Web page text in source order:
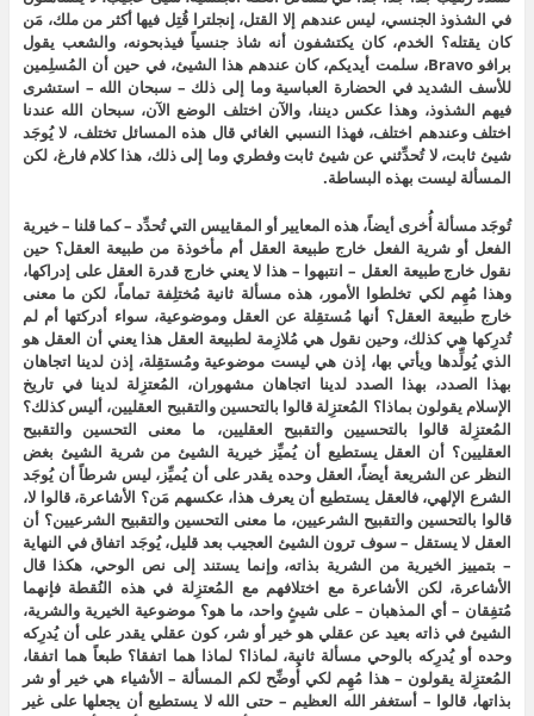
في الشذوذ الجنسي، ليس عندهم إلا القتل، إنجلترا قُتِل فيها أكثر من ملك، مَن
كان يقتله؟ الخدم، كان يكتشفون أنه شاذ جنسياً فيذبحونه، والشعب يقول
برافو Bravo، سلمت أيديكم، كان عندهم هذا الشيئ، في حين أن المُسلِمين
للأسف الشديد في الحضارة العباسية وما إلى ذلك – سبحان الله – استشرى
فيهم الشذوذ، وهذا عكس ديننا، والآن اختلف الوضع الآن، سبحان الله عندنا
اختلف وعندهم اختلف، فهذا النسبي الغائي قال هذه المسائل تختلف، لا يُوجَد
شيئ ثابت، لا تُحدِّثني عن شيئ ثابت وفطري وما إلى ذلك، هذا كلام فارغ، لكن
المسألة ليست بهذه البساطة.
تُوجَد مسألة أُخرى أيضاً، هذه المعايير أو المقاييس التي تُحدِّد – كما قلنا – خيرية
الفعل أو شرية الفعل خارج طبيعة العقل أم مأخوذة من طبيعة العقل؟ حين
نقول خارج طبيعة العقل – انتبهوا – هذا لا يعني خارج قدرة العقل على إدراكها،
وهذا مُهِم لكي تخلطوا الأمور، هذه مسألة ثانية مُختلِفة تماماً، لكن ما معنى
خارج طبيعة العقل؟ أنها مُستقِلة عن العقل وموضوعية، سواء أدركتها أم لم
تُدرِكها هي كذلك، وحين نقول هي مُلازِمة لطبيعة العقل هذا يعني أن العقل هو
الذي يُولِّدها ويأتي بها، إذن هي ليست موضوعية ومُستقِلة، إذن لدينا اتجاهان
بهذا الصدد، بهذا الصدد لدينا اتجاهان مشهوران، المُعتزِلة لدينا في تاريخ
الإسلام يقولون بماذا؟ المُعتزِلة قالوا بالتحسين والتقبيح العقليين، أليس كذلك؟
المُعتزِلة قالوا بالتحسيين والتقبيح العقليين، ما معنى التحسين والتقبيح
العقليين؟ أن العقل يستطيع أن يُميِّز خيرية الشيئ من شرية الشيئ بغض
النظر عن الشريعة أيضاً، العقل وحده يقدر على أن يُميِّز، ليس شرطاً أن يُوجَد
الشرع الإلهي، فالعقل يستطيع أن يعرف هذا، عكسهم مَن؟ الأشاعرة، قالوا لا،
قالوا بالتحسين والتقبيح الشرعيين، ما معنى التحسين والتقبيح الشرعيين؟ أن
العقل لا يستقل – سوف ترون الشيئ العجيب بعد قليل، يُوجَد اتفاق في النهاية
– بتمييز الخيرية من الشرية بذاته، وإنما يستند إلى نص الوحي، هكذا قال
الأشاعرة، لكن الأشاعرة مع اختلافهم مع المُعتزِلة في هذه النُقطة فإنهما
مُتفِقان – أي المذهبان – على شيئٍ واحد، ما هو؟ موضوعية الخيرية والشرية،
الشيئ في ذاته بعيد عن عقلي هو خير أو شر، كون عقلي يقدر على أن يُدرِكه
وحده أو يُدرِكه بالوحي مسألة ثانية، لماذا؟ لماذا هما اتفقا؟ طبعاً هما اتفقا،
المُعتزِلة يقولون – هذا مُهِم لكي أُوضِّح لكم المسألة – الأشياء هي خير أو شر
بذاتها، قالوا – أستغفر الله العظيم – حتى الله لا يستطيع أن يجعلها على غير